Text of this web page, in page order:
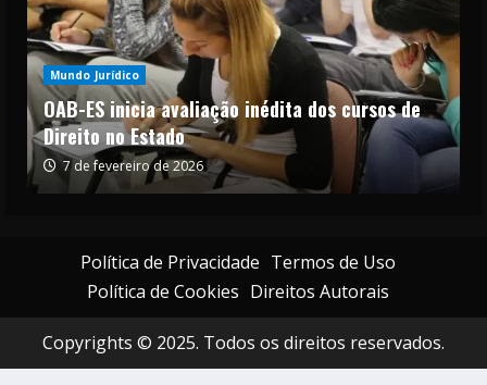
Mundo Jurídico
OAB-ES inicia avaliação inédita dos cursos de
Direito no Estado
7 de fevereiro de 2026
Política de Privacidade Termos de Uso
Política de Cookies Direitos Autorais
Copyrights © 2025. Todos os direitos reservados.